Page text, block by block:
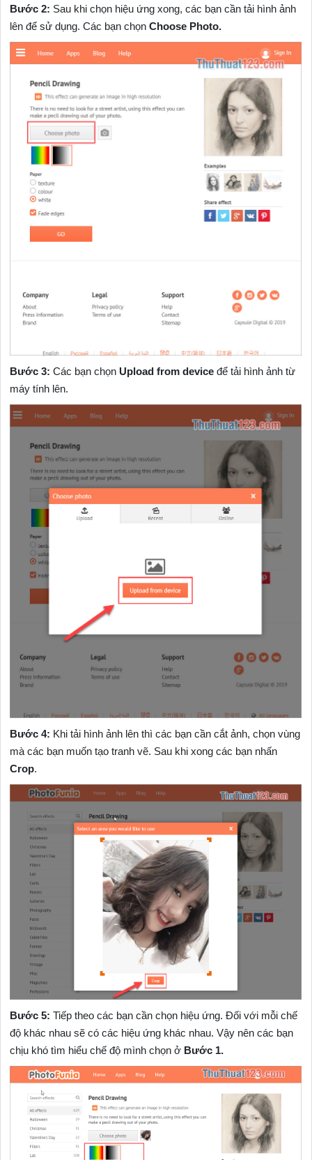
Bước 2: Sau khi chọn hiệu ứng xong, các bạn cần tải hình ảnh
lên để sử dụng. Các bạn chọnChoose Photo.
Bước 3: Các bạn chọn Upload from device để tải hình ảnh từ
máy tính lên.
Bước 4: Khi tải hình ảnh lên thì các bạn cần cắt ảnh, chọn vùng
mà các bạn muốn tạo tranh vẽ. Sau khi xong các bạn nhấn
Crop.
Bước 5: Tiếp theo các bạn cần chọn hiệu ứng. Đối với mỗi chế
độ khác nhau sẽ có các hiệu ứng khác nhau. Vậy nên các bạn
chịu khó tìm hiểu chế độ mình chọn ở Bước 1.